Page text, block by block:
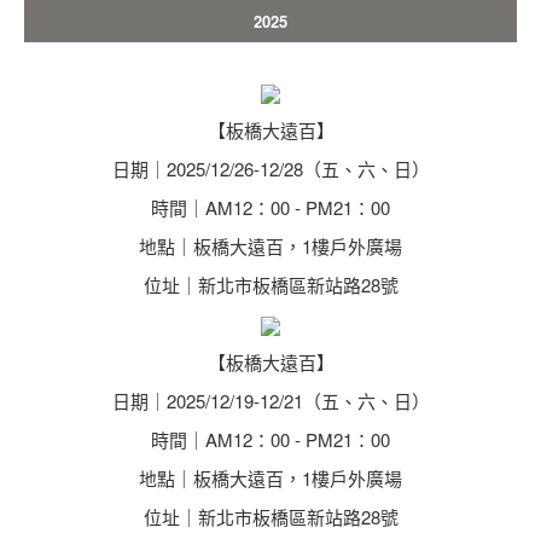
2025
【板橋大遠百】
日期｜2025/12/26-12/28（五、六、日）
時間｜AM12：00 - PM21：00
地點｜板橋大遠百，1樓戶外廣場
位址｜新北市板橋區新站路28號
【板橋大遠百】
日期｜2025/12/19-12/21（五、六、日）
時間｜AM12：00 - PM21：00
地點｜板橋大遠百，1樓戶外廣場
位址｜新北市板橋區新站路28號